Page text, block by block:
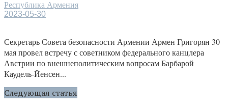
Республика Армения
2023-05-30
Секретарь Совета безопасности Армении Армен Григорян 30
мая провел встречу с советником федерального канцлера
Австрии по внешнеполитическим вопросам Барбарой
Каудель-Йенсен...
Следующая статья